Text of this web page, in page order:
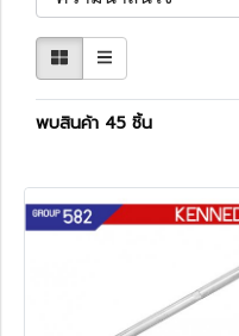
พบสินค้า 45 ชิ้น